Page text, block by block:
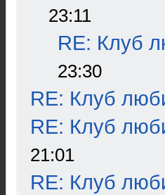
23:11
RE: Клуб
23:30
RE: Клуб
RE: Клуб
21:01
RE: Клуб